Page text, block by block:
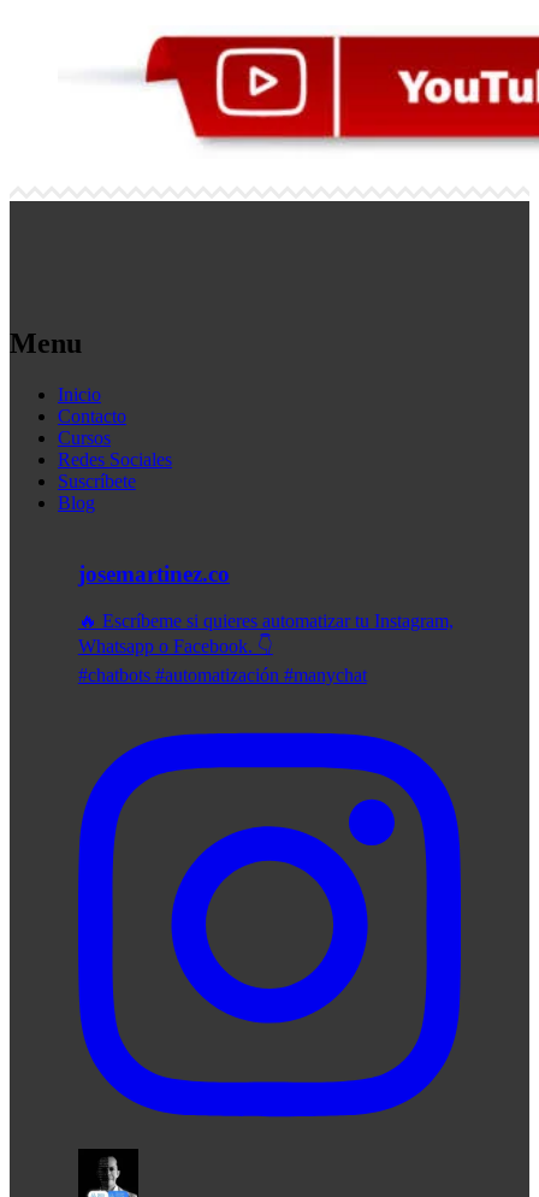
Menu
Inicio
Contacto
Cursos
Redes Sociales
Suscríbete
Blog
josemartinez.co
🔥 Escríbeme si quieres automatizar tu Instagram,
Whatsapp o Facebook. 👇
#chatbots #automatización #manychat